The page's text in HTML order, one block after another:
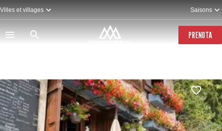
Salta
al
contenuto
principale
Villes et villages Saisons
PRENOTA